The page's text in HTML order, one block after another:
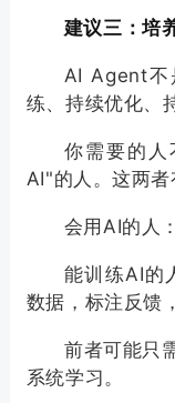
建议三：培
AI Agent不
练、持续优化、
你需要的
AI"的人。这两者
会用AI的人
能训练AI的
数据，标注反馈
前者可能只
系统学习。